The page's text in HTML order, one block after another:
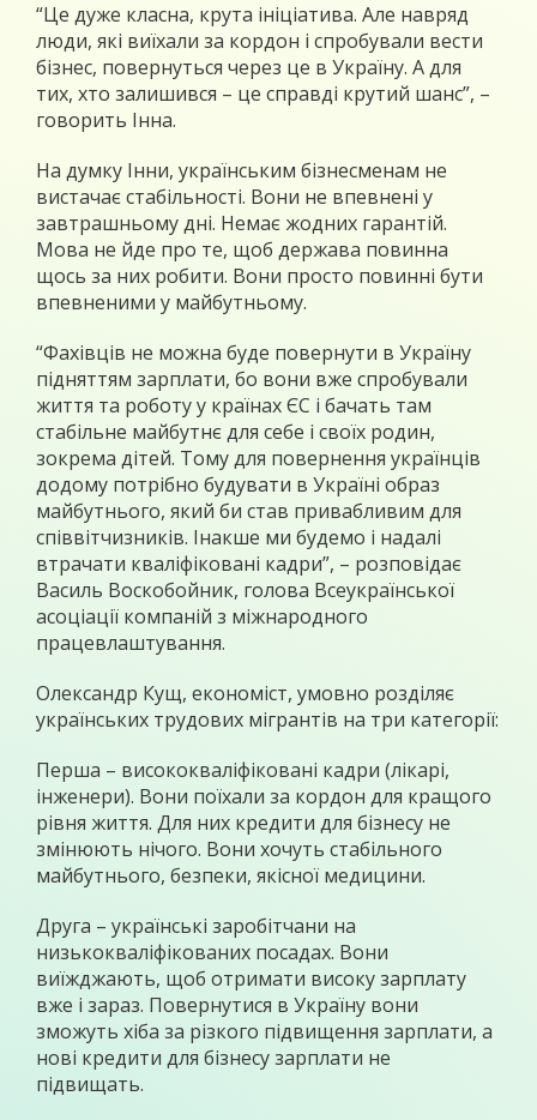
“Це дуже класна, крута ініціатива. Але навряд
люди, які виїхали за кордон і спробували вести
бізнес, повернуться через це в Україну. А для
тих, хто залишився – це справді крутий шанс”, –
говорить Інна.
На думку Інни, українським бізнесменам не
вистачає стабільності. Вони не впевнені у
завтрашньому дні. Немає жодних гарантій.
Мова не йде про те, щоб держава повинна
щось за них робити. Вони просто повинні бути
впевненими у майбутньому.
“Фахівців не можна буде повернути в Україну
підняттям зарплати, бо вони вже спробували
життя та роботу у країнах ЄС і бачать там
стабільне майбутнє для себе і своїх родин,
зокрема дітей. Тому для повернення українців
додому потрібно будувати в Україні образ
майбутнього, який би став привабливим для
співвітчизників. Інакше ми будемо і надалі
втрачати кваліфіковані кадри”, – розповідає
Василь Воскобойник, голова Всеукраїнської
асоціації компаній з міжнародного
працевлаштування.
Олександр Кущ, економіст, умовно розділяє
українських трудових мігрантів на три категорії:
Перша – висококваліфіковані кадри (лікарі,
інженери). Вони поїхали за кордон для кращого
рівня життя. Для них кредити для бізнесу не
змінюють нічого. Вони хочуть стабільного
майбутнього, безпеки, якісної медицини.
Друга – українські заробітчани на
низькокваліфікованих посадах. Вони
виїжджають, щоб отримати високу зарплату
вже і зараз. Повернутися в Україну вони
зможуть хіба за різкого підвищення зарплати, а
нові кредити для бізнесу зарплати не
підвищать.